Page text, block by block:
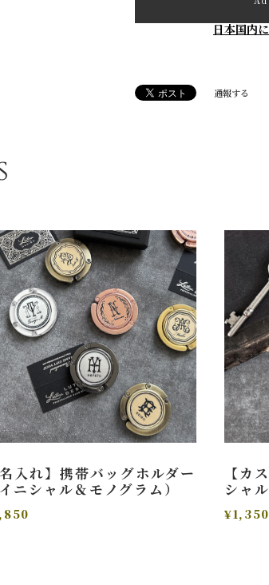
日本国内
通報する
名入れ】携帯バッグホルダー
イニシャル＆モノグラム）
【カ
シャ